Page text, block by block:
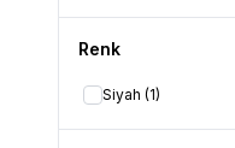
Renk
Siyah (1)